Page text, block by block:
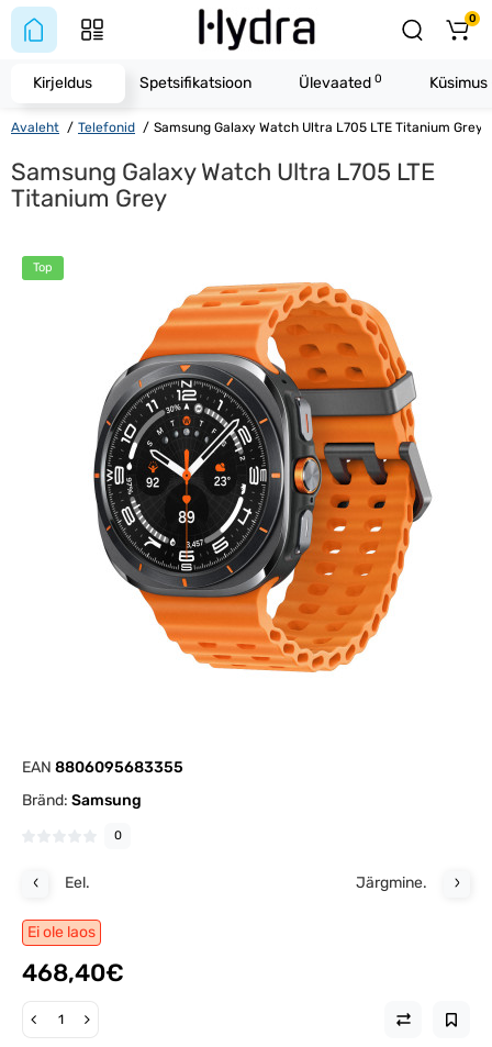
0
Avaleht Telefonid Samsung Galaxy Watch Ultra L705 LTE Titanium Grey
Samsung Galaxy Watch Ultra L705 LTE
Titanium Grey
Top
EAN 8806095683355
Bränd: Samsung
0
Eel. Järgmine.
Ei ole laos
468,40€
Kirjeldus Spetsifikatsioon Ülevaated 0